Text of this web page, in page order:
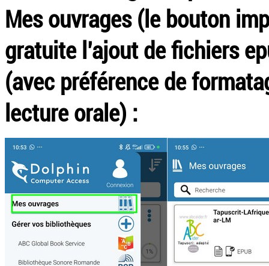
Mes ouvrages (le bouton
gratuite l’ajout de fichiers
(avec préférence de
lecture orale) :